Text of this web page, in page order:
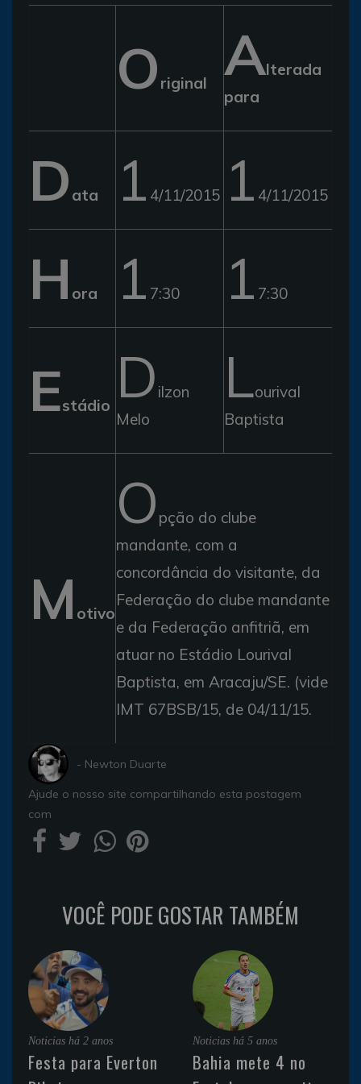
O riginal Alterada
para
D ata 1 4/11/2015 1 4/11/2015
H ora 1 7:30 1 7:30
Estádio D ilzon
Melo
Lourival
Baptista
M otivo
O pção do clube
mandante, com a
concordância do visitante, da
Federação do clube mandante
e da Federação anfitriã, em
atuar no Estádio Lourival
Baptista, em Aracaju/SE. (vide
IMT 67BSB/15, de 04/11/15.
- Newton Duarte
Ajude o nosso site compartilhando esta postagem
com
VOCÊ PODE GOSTAR TAMBÉM
Noticias há 2 anos
Festa para Everton
Noticias há 5 anos
Bahia mete 4 no